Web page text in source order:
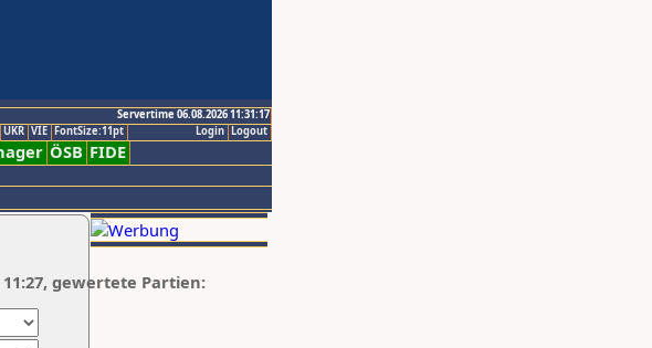
Servertime 06.08.2026 11:31:17
Logout
Login
UKR VIE FontSize:11pt
ÖSB FIDE
11:27, gewertete Partien: